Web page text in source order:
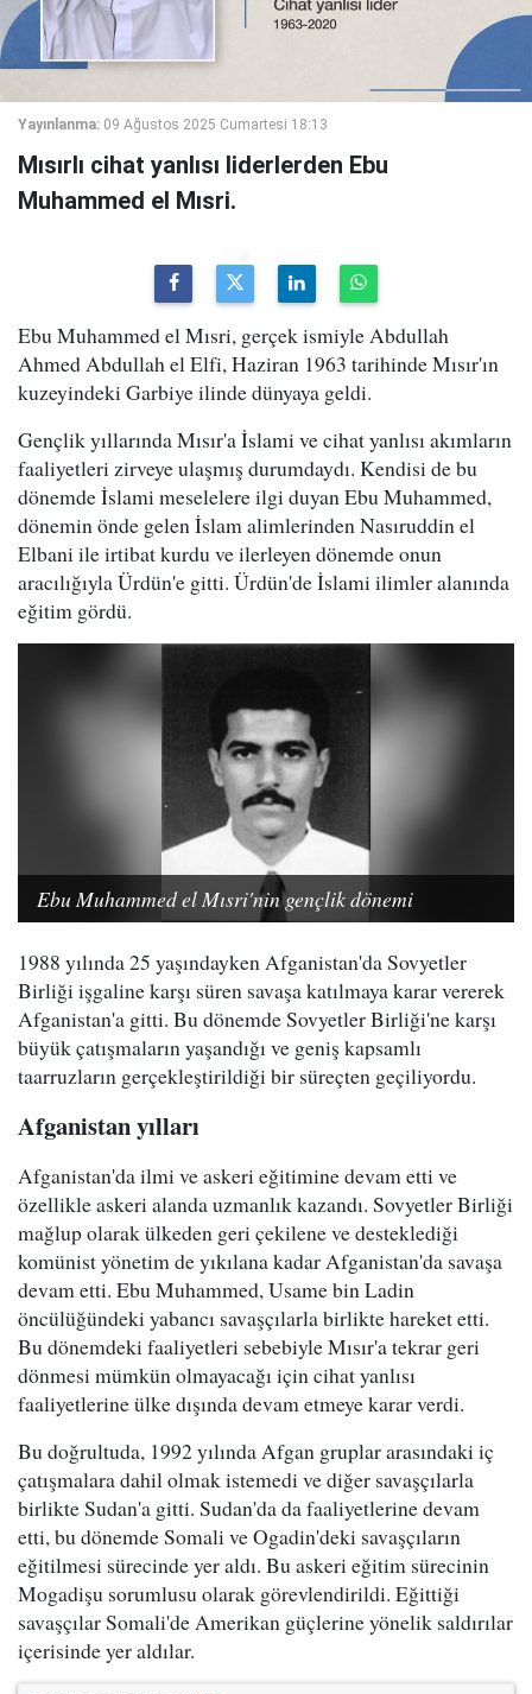
Yayınlanma: 09 Ağustos 2025 Cumartesi 18:13
Mısırlı cihat yanlısı liderlerden Ebu
Muhammed el Mısri.
Ebu Muhammed el Mısri, gerçek ismiyle Abdullah
Ahmed Abdullah el Elfi, Haziran 1963 tarihinde Mısır'ın
kuzeyindeki Garbiye ilinde dünyaya geldi.
Gençlik yıllarında Mısır'a İslami ve cihat yanlısı akımların
faaliyetleri zirveye ulaşmış durumdaydı. Kendisi de bu
dönemde İslami meselelere ilgi duyan Ebu Muhammed,
dönemin önde gelen İslam alimlerinden Nasıruddin el
Elbani ile irtibat kurdu ve ilerleyen dönemde onun
aracılığıyla Ürdün'e gitti. Ürdün'de İslami ilimler alanında
eğitim gördü.
Ebu Muhammed el Mısri'nin gençlik dönemi
1988 yılında 25 yaşındayken Afganistan'da Sovyetler
Birliği işgaline karşı süren savaşa katılmaya karar vererek
Afganistan'a gitti. Bu dönemde Sovyetler Birliği'ne karşı
büyük çatışmaların yaşandığı ve geniş kapsamlı
taarruzların gerçekleştirildiği bir süreçten geçiliyordu.
Afganistan yılları
Afganistan'da ilmi ve askeri eğitimine devam etti ve
özellikle askeri alanda uzmanlık kazandı. Sovyetler Birliği
mağlup olarak ülkeden geri çekilene ve desteklediği
komünist yönetim de yıkılana kadar Afganistan'da savaşa
devam etti. Ebu Muhammed, Usame bin Ladin
öncülüğündeki yabancı savaşçılarla birlikte hareket etti.
Bu dönemdeki faaliyetleri sebebiyle Mısır'a tekrar geri
dönmesi mümkün olmayacağı için cihat yanlısı
faaliyetlerine ülke dışında devam etmeye karar verdi.
Bu doğrultuda, 1992 yılında Afgan gruplar arasındaki iç
çatışmalara dahil olmak istemedi ve diğer savaşçılarla
birlikte Sudan'a gitti. Sudan'da da faaliyetlerine devam
etti, bu dönemde Somali ve Ogadin'deki savaşçıların
eğitilmesi sürecinde yer aldı. Bu askeri eğitim sürecinin
Mogadişu sorumlusu olarak görevlendirildi. Eğittiği
savaşçılar Somali'de Amerikan güçlerine yönelik saldırılar
içerisinde yer aldılar.